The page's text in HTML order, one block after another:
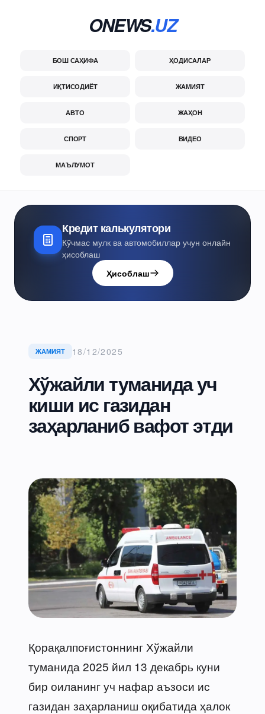
ONEWS.UZ
БОШ САҲИФА ҲОДИСАЛАР
ИҚТИСОДИЁТ ЖАМИЯТ
АВТО ЖАҲОН
СПОРТ ВИДЕО
МАЪЛУМОТ
Кредит калькулятори
Кўчмас мулк ва автомобиллар учун онлайн
ҳисоблаш
Ҳисоблаш
ЖАМИЯТ 18/12/2025
Хўжайли туманида уч
киши ис газидан
заҳарланиб вафот этди
Қорақалпоғистоннинг Хўжайли
туманида 2025 йил 13 декабрь куни
бир оиланинг уч нафар аъзоси ис
газидан заҳарланиш оқибатида ҳалок